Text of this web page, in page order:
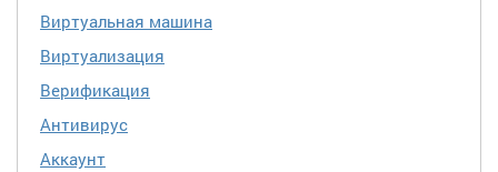
Виртуальная машина
Виртуализация
Верификация
Антивирус
Аккаунт